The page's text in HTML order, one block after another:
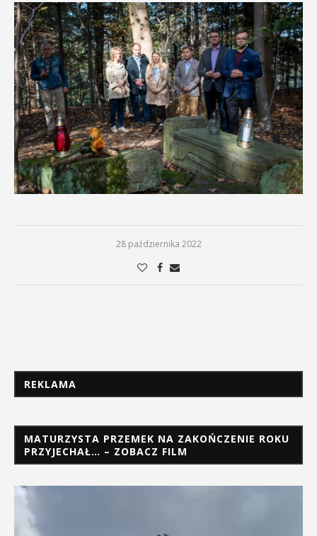
28 października 2022
REKLAMA
MATURZYSTA PRZEMEK NA ZAKOŃCZENIE ROKU
PRZYJECHAŁ… – ZOBACZ FILM
Odtwarzacz